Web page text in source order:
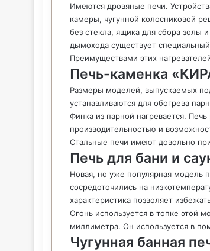
Имеются дровяные печи.
камеры, чугунной колосниковой
без стекла, ящика для сбора золы
дымохода существует
Преимуществами этих
Печь-каменка
Размеры моделей, выпускаемых
устанавливаются для обогрева
Финка из парной нагревается.
производительностью и
Стальные печи имеют довольно
Печь для бани и
Новая, но уже популярная модель
сосредоточились на
характеристика позволяет
Огонь используется в топке этой
миллиметра. Он используется в
Чугунная банная